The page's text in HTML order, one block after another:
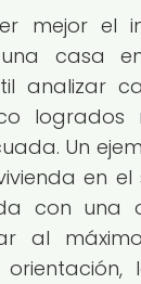
mejor el
casa
analizar
logrados
Un
en el
con una
al